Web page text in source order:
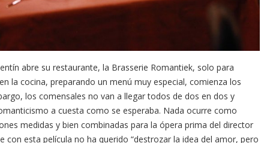
abre su restaurante, la Brasserie Romantiek, solo para
la cocina, preparando un menú muy especial, comienza los
los comensales no van a llegar todos de dos en dos y
a cuesta como se esperaba. Nada ocurre como
medidas y bien combinadas para la ópera prima del director
con esta película no ha querido “destrozar la idea del amor, pero